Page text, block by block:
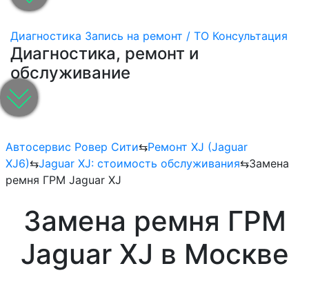
Диагностика Запись на ремонт / ТО Консультация
Диагностика, ремонт и
обслуживание
Автосервис Ровер Сити⇆Ремонт XJ (Jaguar
XJ6)⇆Jaguar XJ: стоимость обслуживания⇆Замена
ремня ГРМ Jaguar XJ
Замена ремня ГРМ
Jaguar XJ в Москве